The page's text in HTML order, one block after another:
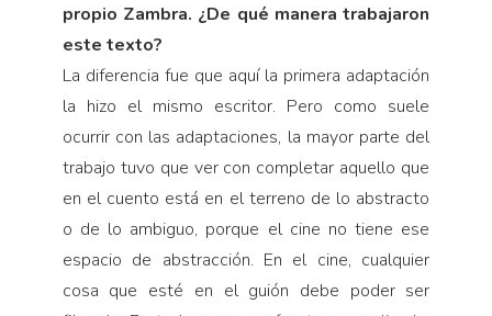
propio Zambra. ¿De qué manera trabajaron
este texto?
La diferencia fue que aquí la primera adaptación
la hizo el mismo escritor. Pero como suele
ocurrir con las adaptaciones, la mayor parte del
trabajo tuvo que ver con completar aquello que
en el cuento está en el terreno de lo abstracto
o de lo ambiguo, porque el cine no tiene ese
espacio de abstracción. En el cine, cualquier
cosa que esté en el guión debe poder ser